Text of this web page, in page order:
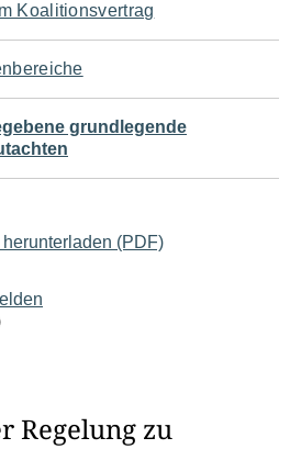
Koalitionsvertrag
grundlegende
(PDF)
Regelung zu